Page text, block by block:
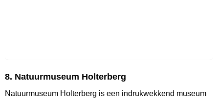
8. Natuurmuseum Holterberg
Natuurmuseum Holterberg is een indrukwekkend museum